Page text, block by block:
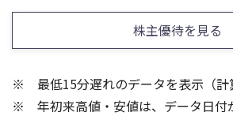
株主優待を見る
最低15分遅れのデータを表示（計
年初来高値・安値は、データ日付